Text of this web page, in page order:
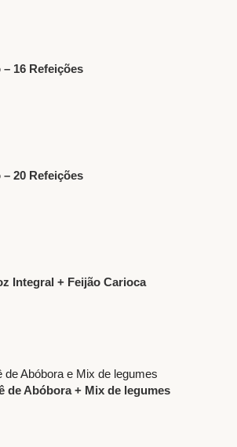
16 Refeições
20 Refeições
Integral + Feijão Carioca
de Abóbora + Mix de legumes